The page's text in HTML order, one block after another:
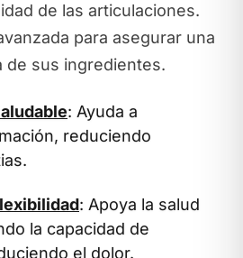
de las articulaciones.
para asegurar una
de sus ingredientes.
: Ayuda a
reduciendo
: Apoya la salud
la capacidad de
el dolor.